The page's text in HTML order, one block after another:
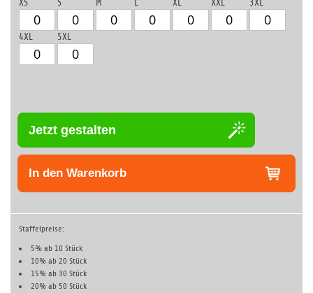
XS S M L XL XXL 3XL
4XL 5XL
Jetzt gestalten
In den Warenkorb
Staffelpreise:
5% ab 10 Stück
10% ab 20 Stück
15% ab 30 Stück
20% ab 50 Stück